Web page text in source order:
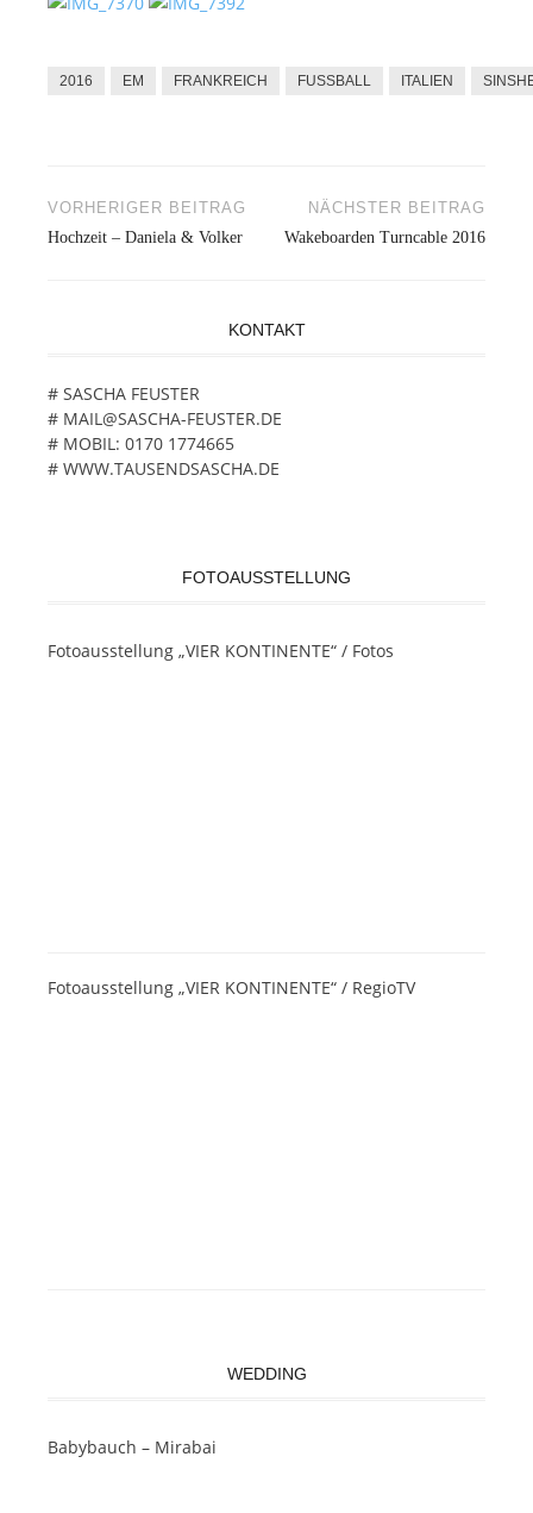
2016 EM FRANKREICH FUSSBALL ITALIEN
Beitragsnavigation
VORHERIGER BEITRAG
Hochzeit – Daniela & Volker
NÄCHSTER BEITRAG
Wakeboarden Turncable 2016
KONTAKT
# SASCHA FEUSTER
# MAIL@SASCHA-FEUSTER.DE
# MOBIL: 0170 1774665
# WWW.TAUSENDSASCHA.DE
FOTOAUSSTELLUNG
Fotoausstellung „VIER KONTINENTE“ / Fotos
Fotoausstellung „VIER KONTINENTE“ / RegioTV
WEDDING
Babybauch – Mirabai